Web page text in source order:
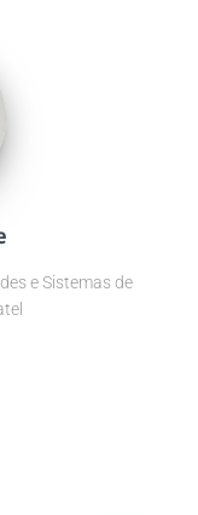
e Sistemas de